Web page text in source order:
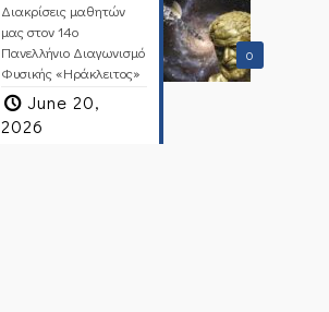
0
Διακρίσεις μαθητών
μας στον 14ο
Πανελλήνιο Διαγωνισμό
Φυσικής «Ηράκλειτος»
June 20,
2026